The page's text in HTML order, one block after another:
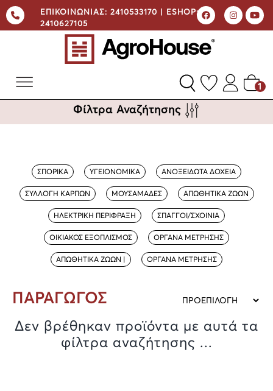
ΕΠΙΚΟΙΝΩΝΙΑΣ: 2410533170 | ESHOP:
2410627105
1
Φίλτρα Αναζήτησης
ΣΠΟΡΙΚΑ ΥΓΕΙΟΝΟΜΙΚΑ ΑΝΟΞΕΙΔΩΤΑ ΔΟΧΕΙΑ
ΣΥΛΛΟΓΗ ΚΑΡΠΩΝ ΜΟΥΣΑΜΑΔΕΣ ΑΠΩΘΗΤΙΚΑ ΖΩΩΝ
ΗΛΕΚΤΡΙΚΗ ΠΕΡΙΦΡΑΞΗ ΣΠΑΓΓΟΙ/ΣΧΟΙΝΙΑ
ΟΙΚΙΑΚΟΣ ΕΞΟΠΛΙΣΜΟΣ ΟΡΓΑΝΑ ΜΕΤΡΗΣΗΣ
ΑΠΩΘΗΤΙΚΑ ΖΩΩΝ | ΟΡΓΑΝΑ ΜΕΤΡΗΣΗΣ
ΠΑΡΑΓΩΓΟΣ
Δεν βρέθηκαν προϊόντα με αυτά τα
φίλτρα αναζήτησης ...